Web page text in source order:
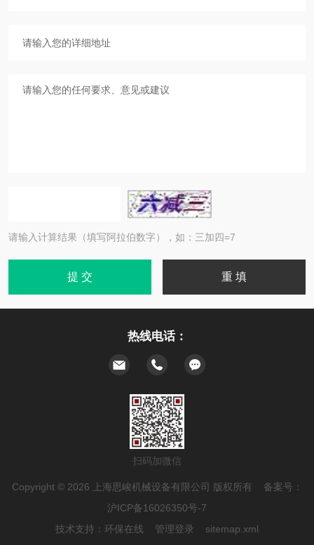
请输入计算结果（填写阿拉伯数字），如：三加四=7
热线电话：
扫码加微信
Copyright © 2026 上海思峻机械设备有限公司 版权所有 备案号：
沪ICP备16026350号-7
技术支持： 环保在线 管理登录 sitemap.xml